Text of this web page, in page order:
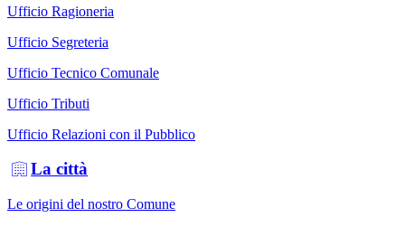
Ufficio Ragioneria
Ufficio Segreteria
Ufficio Tecnico Comunale
Ufficio Tributi
Ufficio Relazioni con il Pubblico
La città
Le origini del nostro Comune